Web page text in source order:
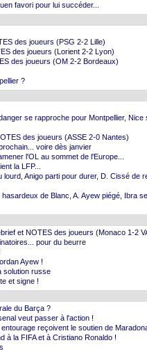
favori pour lui succéder...
des joueurs (PSG 2-2 Lille)
des joueurs (Lorient 2-2 Lyon)
des joueurs (OM 2-2 Bordeaux)
?
se rapproche pour Montpellier, Nice
des joueurs (ASSE 2-0 Nantes)
voire dès janvier
l'OL au sommet de l'Europe...
la LFP...
Anigo parti pour durer, D. Cissé de
de Blanc, A. Ayew piégé, Ibra
et NOTES des joueurs (Monaco 1-2
pour du beurre
Ayew !
solution russe
et signe !
du Barça ?
veut passer à l'action !
reçoivent le soutien de
à la FIFA et à Cristiano Ronaldo !